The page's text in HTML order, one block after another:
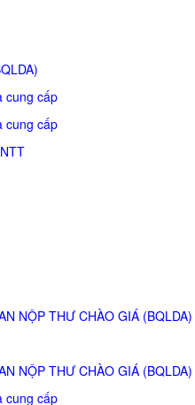
cung cấp
cung cấp
NỘP THƯ CHÀO GIÁ (BQLDA)
NỘP THƯ CHÀO GIÁ (BQLDA)
cung cấp